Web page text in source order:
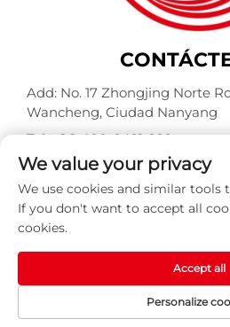
Add: No. 17 Zhongjing Norte
Wancheng, Ciudad Nanyang
Tel.:+86-400-0491-999
Correo electrónico:[email
Derechos de autor © Nanyang
de privacidad-
We value your privacy
We use cookies and similar tools
If you don't want to accept all
cookies.
Personalize
Accept all